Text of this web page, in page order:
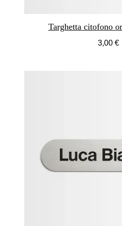
Targhetta citofono
3,00 €